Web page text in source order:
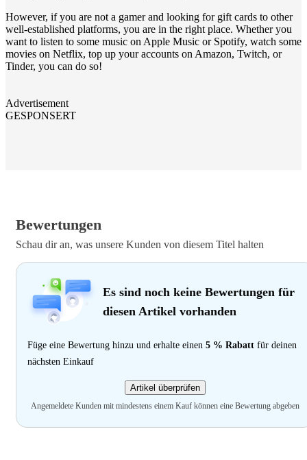
However, if you are not a gamer and looking for gift cards to other
well-established platforms, you are in the right place. Whether you
want to listen to some music on Apple Music or Spotify, watch some
movies on Netflix, top up your accounts on Amazon, Twitch, or
Tinder, you can do so!
Advertisement
GESPONSERT
Bewertungen
Schau dir an, was unsere Kunden von diesem Titel halten
Es sind noch keine Bewertungen für
diesen Artikel vorhanden
Füge eine Bewertung hinzu und erhalte einen 5 % Rabatt für deinen
nächsten Einkauf
Artikel überprüfen
Angemeldete Kunden mit mindestens einem Kauf können eine Bewertung abgeben